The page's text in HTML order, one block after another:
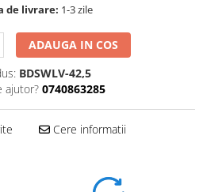
de livrare: 1-3 zile
ADAUGA IN COS
BDSWLV-42,5
ajutor? 0740863285
Cere informatii